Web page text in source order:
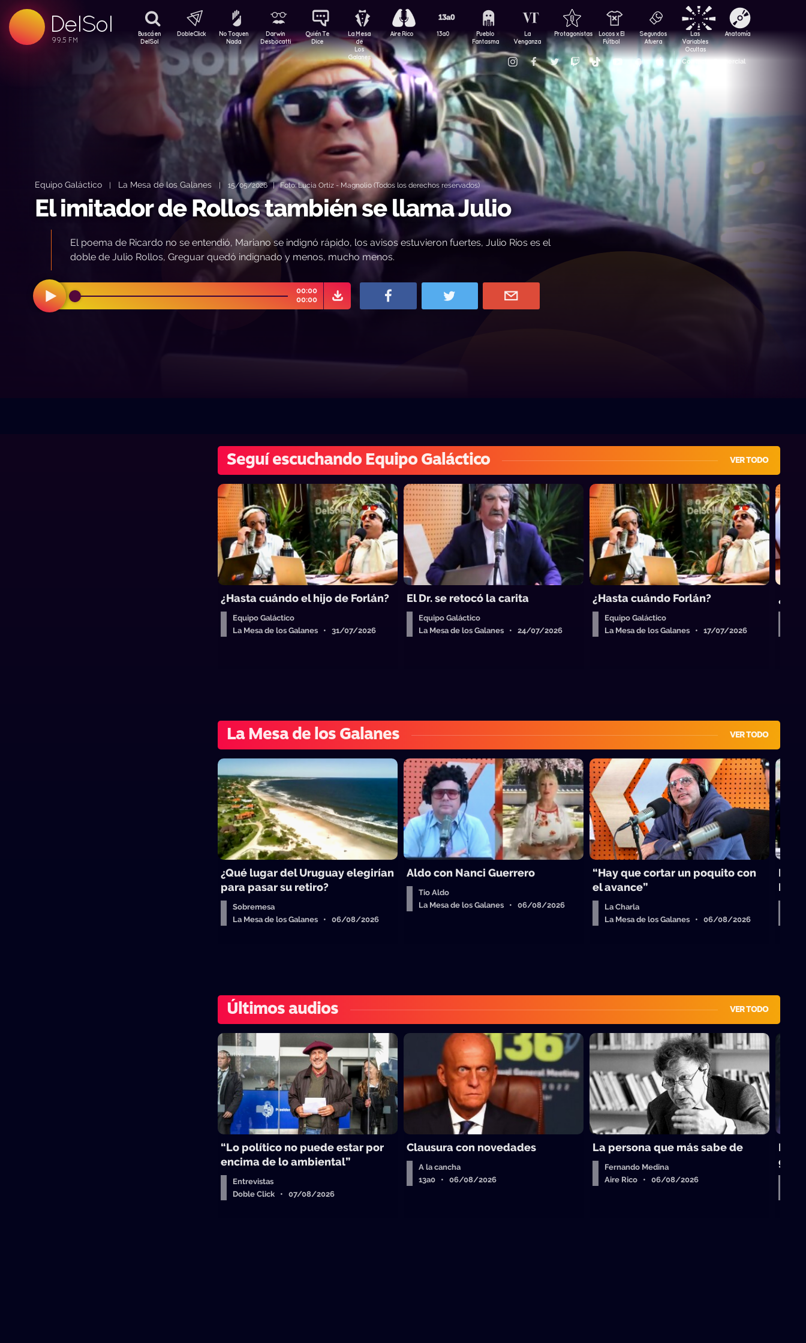
DelSol
99.5 FM
99.5 FM
99.5 FM
Buscá en
DelSol
DobleClick
No Toquen
Nada
Darwin
Desbocatti
Quién Te
Dice
La Mesa
de
Los
Galanes
Aire Rico 13a0
Pueblo
Fantasma
La
Venganza
Protagonistas
Locos x El
Fútbol
Segundos
Afuera
Las
Variables
Ocultas
Anatomía
Contacto Comercial
Equipo Galáctico| La Mesa de los Galanes | 15/05/2026 | Foto: Lucia Ortíz - Magnolio (Todos los derechos reservados)
El imitador de Rollos también se llama Julio
El poema de Ricardo no se entendió, Mariano se indignó rápido, los avisos estuvieron fuertes, Julio Ríos es el
doble de Julio Rollos, Greguar quedó indignado y menos, mucho menos.
00:00
00:00
Seguí escuchando Equipo Galáctico VER TODO
¿Hasta cuándo el hijo de Forlán?
Equipo Galáctico
La Mesa de los Galanes • 31/07/2026
El Dr. se retocó la carita
Equipo Galáctico
La Mesa de los Galanes • 24/07/2026
¿Hasta cuándo Forlán?
Equipo Galáctico
La Mesa de los Galanes • 17/07/2026
La Mesa de los Galanes VER TODO
¿Qué lugar del Uruguay elegirían
para pasar su retiro?
Sobremesa
La Mesa de los Galanes • 06/08/2026
Aldo con Nanci Guerrero
Tio Aldo
La Mesa de los Galanes • 06/08/2026
“Hay que cortar un poquito con
el avance”
La Charla
La Mesa de los Galanes • 06/08/2026
La
Últimos audios VER TODO
“Lo político no puede estar por
encima de lo ambiental”
Entrevistas
Doble Click • 07/08/2026
Clausura con novedades
A la cancha
13a0 • 06/08/2026
La persona que más sabe de
Fernando Medina
Aire Rico • 06/08/2026